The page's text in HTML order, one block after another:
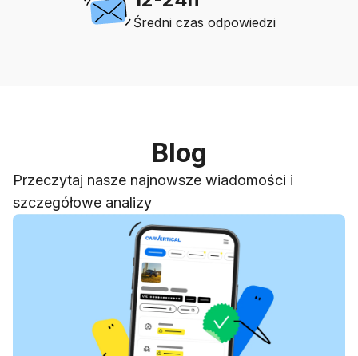
Średni czas odpowiedzi
Blog
Przeczytaj nasze najnowsze wiadomości i
szczegółowe analizy